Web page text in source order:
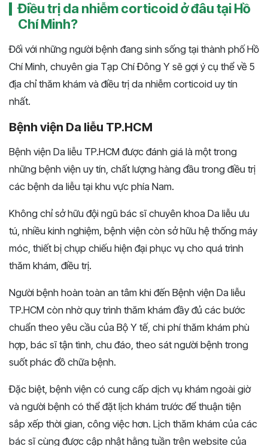
Điều trị da nhiễm corticoid ở đâu tại Hồ
Chí Minh?
Đối với những người bệnh đang sinh sống tại thành phố Hồ
Chí Minh, chuyên gia Tạp Chí Đông Y sẽ gợi ý cụ thể về 5
địa chỉ thăm khám và điều trị da nhiễm corticoid uy tín
nhất.
Bệnh viện Da liễu TP.HCM
Bệnh viện Da liễu TP.HCM được đánh giá là một trong
những bệnh viện uy tín, chất lượng hàng đầu trong điều trị
các bệnh da liễu tại khu vực phía Nam.
Không chỉ sở hữu đội ngũ bác sĩ chuyên khoa Da liễu ưu
tú, nhiều kinh nghiệm, bệnh viện còn sở hữu hệ thống máy
móc, thiết bị chụp chiếu hiện đại phục vụ cho quá trình
thăm khám, điều trị.
Người bệnh hoàn toàn an tâm khi đến Bệnh viện Da liễu
TP.HCM còn nhờ quy trình thăm khám đầy đủ các bước
chuẩn theo yêu cầu của Bộ Y tế, chi phí thăm khám phù
hợp, bác sĩ tận tình, chu đáo, theo sát người bệnh trong
suốt phác đồ chữa bệnh.
Đặc biệt, bệnh viện có cung cấp dịch vụ khám ngoài giờ
và người bệnh có thể đặt lịch khám trước để thuận tiện
sắp xếp thời gian, công việc hơn. Lịch thăm khám của các
bác sĩ cùng được cập nhật hằng tuần trên website của